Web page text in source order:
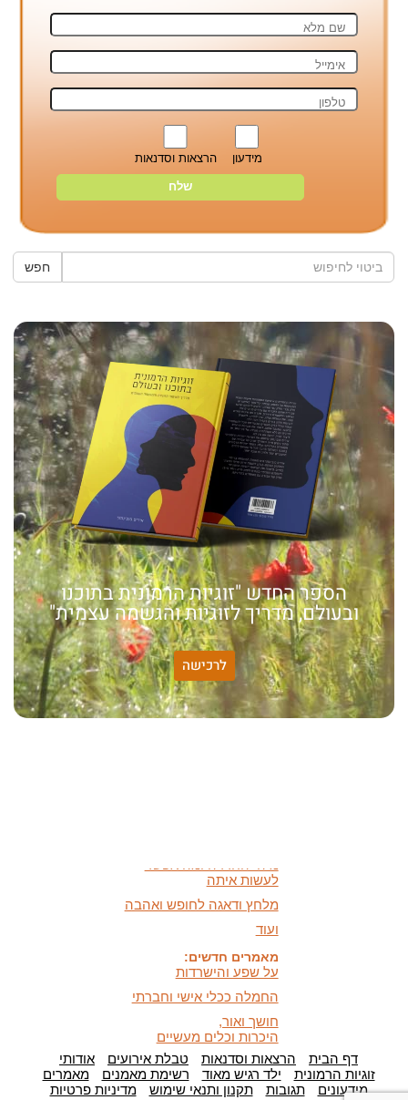
מידעון הרצאות וסדנאות
חפש
הספר החדש "זוגיות הרמונית בתוכנו
ובעולם, מדריך לזוגיות והגשמה עצמית"
לרכישה
האמונה שלי:
לעשות איתה
מלחץ ודאגה לחופש ואהבה
ועוד
מאמרים חדשים:
על שפע והישרדות
החמלה ככלי אישי וחברתי
חושך ואור,
היכרות וכלים מעשיים
כלים לעזרה עצמית במצבי
לחץ ודאגה
דף הבית הרצאות וסדנאות טבלת אירועים
אודותי
זוגיות הרמונית
ילד רגיש מאוד רשימת מאמנים
מאמרים
מידעונים
תגובות תקנון ותנאי שימוש מדיניות פרטיות